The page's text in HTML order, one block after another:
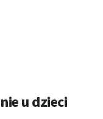
u dzieci